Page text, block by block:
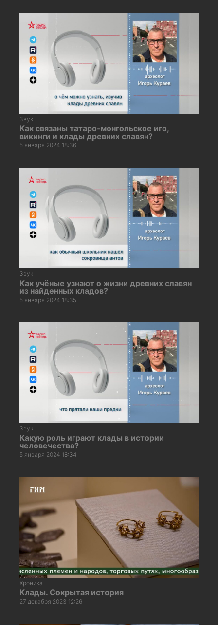
Звук
Как связаны татаро-монгольское иго,
викинги и клады древних славян?
5 января 2024 18:36
Звук
Как учёные узнают о жизни древних славян
из найденных кладов?
5 января 2024 18:35
Звук
Какую роль играют клады в истории
человечества?
5 января 2024 18:34
Хроника
Клады. Сокрытая история
27 декабря 2023 12:26